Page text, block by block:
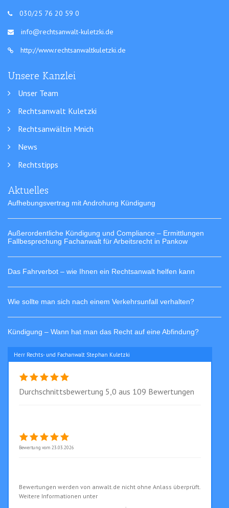
030/25 76 20 59 0
info@rechtsanwalt-kuletzki.de
http://www.rechtsanwaltkuletzki.de
Unsere Kanzlei
Unser Team
Rechtsanwalt Kuletzki
Rechtsanwältin Mnich
News
Rechtstipps
Aktuelles
Aufhebungsvertrag mit Androhung Kündigung
Außerordentliche Kündigung und Compliance – Ermittlungen
Fallbesprechung Fachanwalt für Arbeitsrecht in Pankow
Das Fahrverbot – wie Ihnen ein Rechtsanwalt helfen kann
Wie sollte man sich nach einem Verkehrsunfall verhalten?
Kündigung – Wann hat man das Recht auf eine Abfindung?
Herr Rechts- und Fachanwalt Stephan Kuletzki
Durchschnittsbewertung 5,0 aus 109 Bewertungen
Bewertung vom 23.03.2026
Bewertungen werden von anwalt.de nicht ohne Anlass überprüft.
Weitere Informationen unter
.